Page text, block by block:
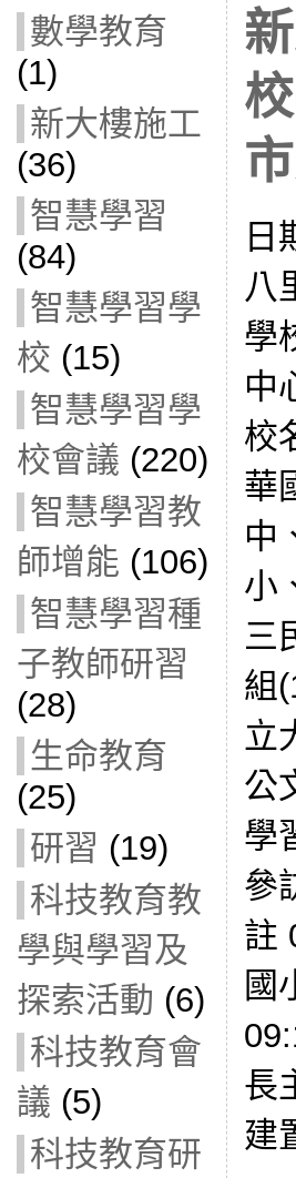
數學教育
(1)
新大樓施工
(36)
智慧學習
(84)
智慧學習學
校 (15)
智慧學習學
校會議 (220)
智慧學習教
師增能 (106)
智慧學習種
子教師研習
(28)
生命教育
(25)
研習 (19)
科技教育教
學與學習及
探索活動 (6)
科技教育會
議 (5)
科技教育研
日
八
學
中
校
華
中
小
三
組
立
公
學
參
註
國
長
建